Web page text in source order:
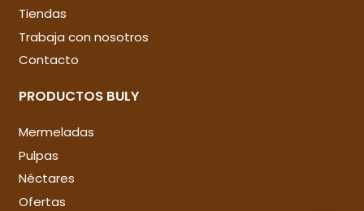
Tiendas
Trabaja con nosotros
Contacto
PRODUCTOS BULY
Mermeladas
Pulpas
Néctares
Ofertas